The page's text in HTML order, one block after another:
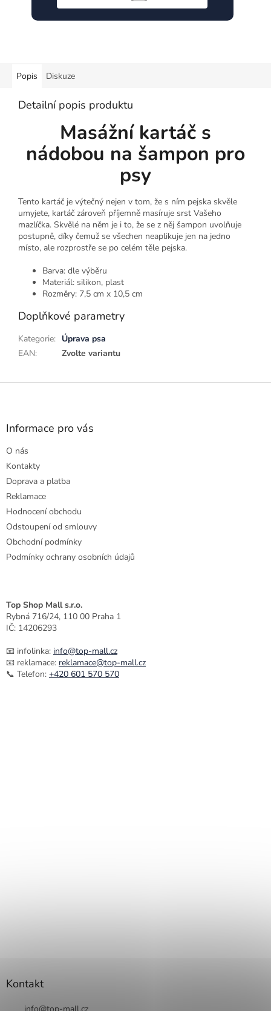
Popis Diskuze
Detailní popis produktu
Masážní kartáč s
nádobou na šampon pro
psy
Tento kartáč je výtečný nejen v tom, že s ním pejska skvěle
umyjete, kartáč zároveň příjemně masíruje srst Vašeho
mazlíčka. Skvělé na něm je i to, že se z něj šampon uvolňuje
postupně, díky čemuž se všechen neaplikuje jen na jedno
místo, ale rozprostře se po celém těle pejska.
Barva: dle výběru
Materiál: silikon, plast
Rozměry: 7,5 cm x 10,5 cm
Doplňkové parametry
Kategorie: Úprava psa
EAN: Zvolte variantu
Z
Informace pro vás
O nás
Kontakty
Doprava a platba
Reklamace
Hodnocení obchodu
Odstoupení od smlouvy
Obchodní podmínky
Podmínky ochrany osobních údajů
Top Shop Mall s.r.o.
Rybná 716/24, 110 00 Praha 1
IČ: 14206293
📧 infolinka: info@top-mall.cz
📧 reklamace: reklamace@top-mall.cz
📞 Telefon: +420 601 570 570
Kontakt
info@top-mall.cz